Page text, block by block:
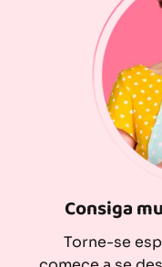
Consiga
Torne-se